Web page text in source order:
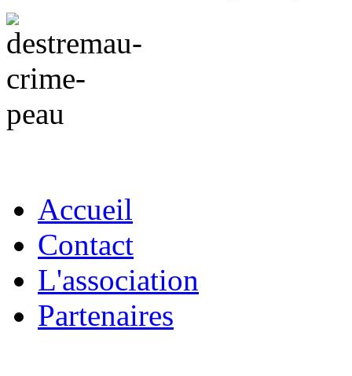
Accueil
Contact
L'association
Partenaires